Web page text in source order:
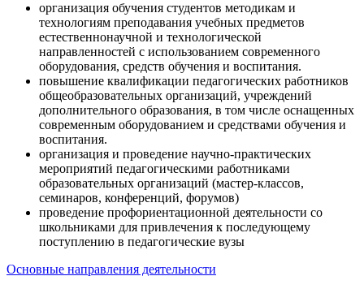
организация обучения студентов методикам и
технологиям преподавания учебных предметов
естественнонаучной и технологической
направленностей с использованием современного
оборудования, средств обучения и воспитания.
повышение квалификации педагогических работников
общеобразовательных организаций, учреждений
дополнительного образования, в том числе оснащенных
современным оборудованием и средствами обучения и
воспитания.
организация и проведение научно-практических
мероприятий педагогическими работниками
образовательных организаций (мастер-классов,
семинаров, конференций, форумов)
проведение профориентационной деятельности со
школьниками для привлечения к последующему
поступлению в педагогические вузы
Основные направления деятельности